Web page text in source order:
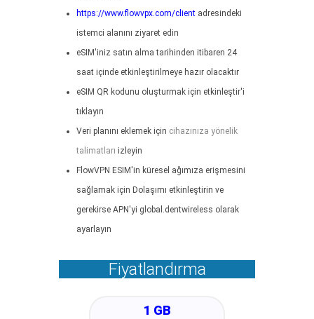
https://www.flowvpx.com/client adresindeki
istemci alanını ziyaret edin
eSIM'iniz satın alma tarihinden itibaren 24
saat içinde etkinleştirilmeye hazır olacaktır
eSIM QR kodunu oluşturmak için etkinleştir'i
tıklayın
Veri planını eklemek için cihazınıza yönelik
talimatları izleyin
FlowVPN ESIM'in küresel ağımıza erişmesini
sağlamak için Dolaşımı etkinleştirin ve
gerekirse APN'yi global.dentwireless olarak
ayarlayın
Fiyatlandırma
1 GB